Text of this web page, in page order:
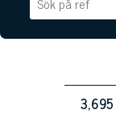
3,695